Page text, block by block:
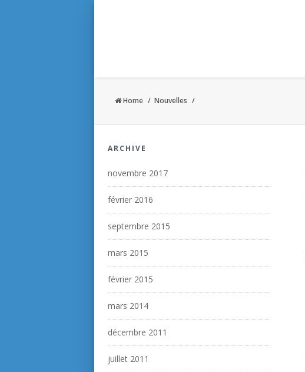
Home Nouvelles
ARCHIVE
novembre 2017
février 2016
septembre 2015
mars 2015
février 2015
mars 2014
décembre 2011
juillet 2011